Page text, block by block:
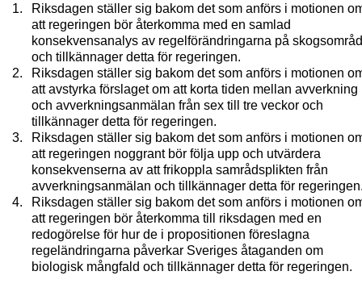
Riksdagen ställer sig bakom det som anförs i motionen
att regeringen bör återkomma med en samlad
konsekvensanalys av regelförändringarna på
och tillkännager detta för regeringen.
Riksdagen ställer sig bakom det som anförs i motionen
att avstyrka förslaget om att korta tiden mellan avverkning
och avverkningsanmälan från sex till tre veckor och
tillkännager detta för regeringen.
Riksdagen ställer sig bakom det som anförs i motionen
att regeringen noggrant bör följa upp och utvärdera
konsekvenserna av att frikoppla samrådsplikten från
avverkningsanmälan och tillkännager detta för
Riksdagen ställer sig bakom det som anförs i motionen
att regeringen bör återkomma till riksdagen med en
redogörelse för hur de i propositionen föreslagna
regeländringarna påverkar Sveriges åtaganden om
biologisk mångfald och tillkännager detta för regeringen.